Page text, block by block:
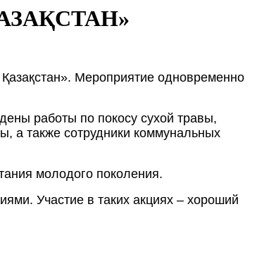
Мероприятие одновременно
работы по покосу сухой травы,
а также сотрудники коммунальных
молодого поколения.
Участие в таких акциях – хороший